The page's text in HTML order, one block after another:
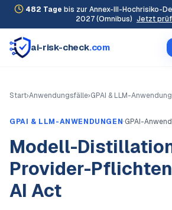
482 Tage bis zur Annex-III-Hochrisiko-
2027 (Omnibus) Jetzt
ai-risk-check.com
Start›Anwendungsfälle›GPAI & LLM-
GPAI & LLM-ANWENDUNGEN·GPAI-
Modell-
Provider-Pflichten
AI Act